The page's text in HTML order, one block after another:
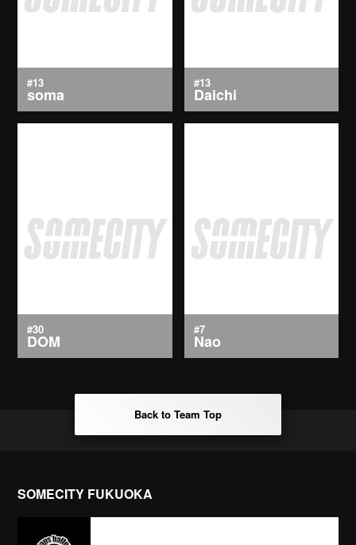
#13
soma
#13
Daichi
#30
DOM
#7
Nao
Back to Team Top
SOMECITY FUKUOKA